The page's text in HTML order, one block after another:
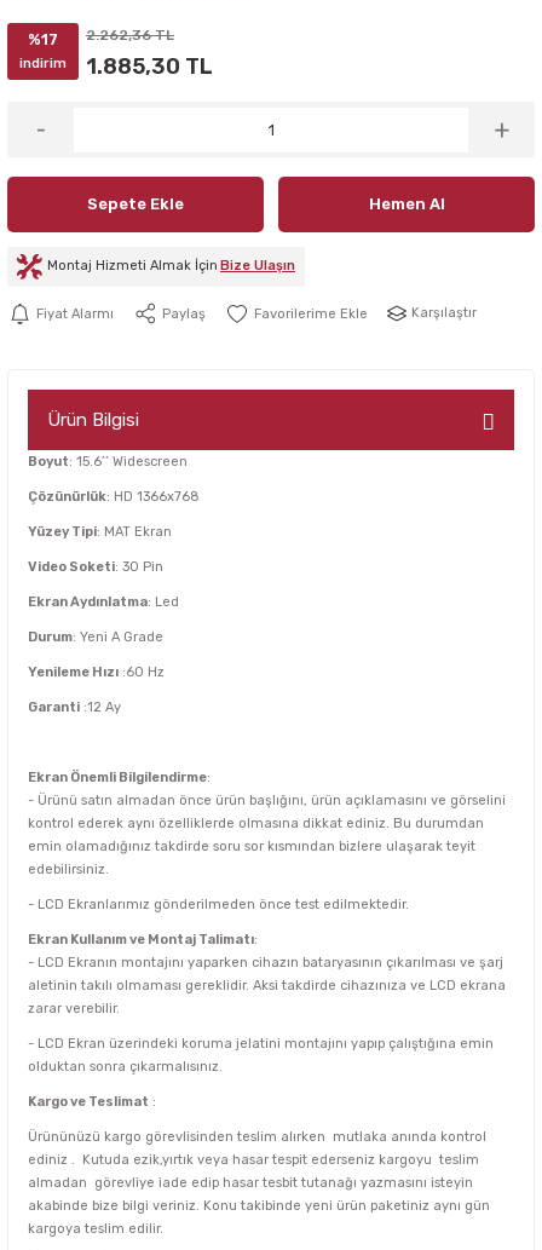
%17
indirim
2.262,36 TL
1.885,30 TL
Sepete Ekle Hemen Al
Montaj Hizmeti Almak İçin Bize Ulaşın
Fiyat Alarmı Paylaş Karşılaştır
Ürün Bilgisi
Boyut: 15.6’’ Widescreen
Çözünürlük: HD 1366x768
Yüzey Tipi: MAT Ekran
Video Soketi: 30 Pin
Ekran Aydınlatma: Led
Durum: Yeni A Grade
Yenileme Hızı :60 Hz
Garanti :12 Ay
Ekran Önemli Bilgilendirme:
- Ürünü satın almadan önce ürün başlığını, ürün açıklamasını ve görselini
kontrol ederek aynı özelliklerde olmasına dikkat ediniz. Bu durumdan
emin olamadığınız takdirde soru sor kısmından bizlere ulaşarak teyit
edebilirsiniz.
- LCD Ekranlarımız gönderilmeden önce test edilmektedir.
Ekran Kullanım ve Montaj Talimatı:
- LCD Ekranın montajını yaparken cihazın bataryasının çıkarılması ve şarj
aletinin takılı olmaması gereklidir. Aksi takdirde cihazınıza ve LCD ekrana
zarar verebilir.
- LCD Ekran üzerindeki koruma jelatini montajını yapıp çalıştığına emin
olduktan sonra çıkarmalısınız.
Kargo ve Teslimat :
Ürününüzü kargo görevlisinden teslim alırken mutlaka anında kontrol
ediniz . Kutuda ezik,yırtık veya hasar tespit ederseniz kargoyu teslim
almadan görevliye iade edip hasar tesbit tutanağı yazmasını isteyin
akabinde bize bilgi veriniz. Konu takibinde yeni ürün paketiniz aynı gün
kargoya teslim edilir.